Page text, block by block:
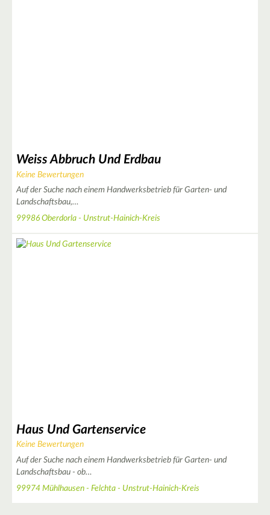
Weiss Abbruch Und Erdbau
Keine Bewertungen
Auf der Suche nach einem Handwerksbetrieb für Garten- und
Landschaftsbau,…
99986 Oberdorla - Unstrut-Hainich-Kreis
Haus Und Gartenservice
Keine Bewertungen
Auf der Suche nach einem Handwerksbetrieb für Garten- und
Landschaftsbau - ob…
99974 Mühlhausen - Felchta - Unstrut-Hainich-Kreis